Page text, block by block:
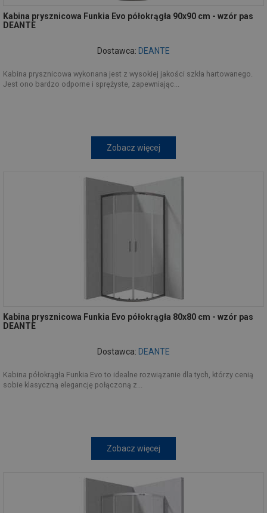
Kabina prysznicowa Funkia Evo półokrągła 90x90 cm - wzór pas
DEANTE
Dostawca: DEANTE
Kabina prysznicowa wykonana jest z wysokiej jakości szkła hartowanego.
Jest ono bardzo odporne i sprężyste, zapewniając...
Zobacz więcej
Kabina prysznicowa Funkia Evo półokrągła 80x80 cm - wzór pas
DEANTE
Dostawca: DEANTE
Kabina półokrągła Funkia Evo to idealne rozwiązanie dla tych, którzy cenią
sobie klasyczną elegancję połączoną z...
Zobacz więcej